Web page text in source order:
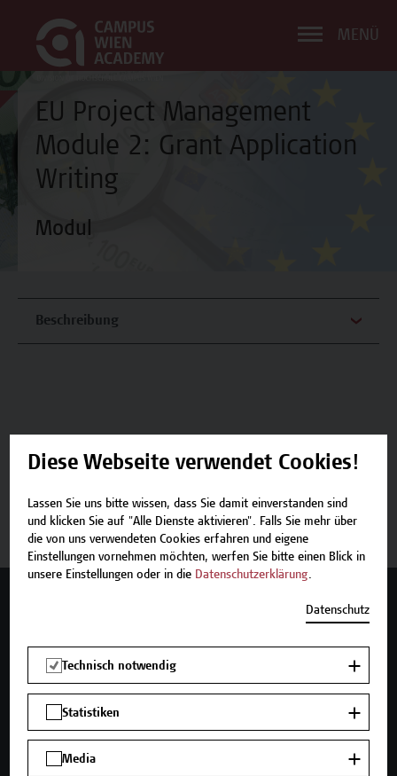
MENÜ
EU Project Management
Module 2: Grant Application
Writing
Modul
Beschreibung
Beschreibung
Termine und Bewerbung
Unser Angebot
Seminare und Zertifikatsprogramme
Inhouse-Weiterbildung
Beratungsleistungen
Diese Webseite verwendet Cookies!
Lassen Sie uns bitte wissen, dass Sie damit einverstanden sind
und klicken Sie auf "Alle Dienste aktivieren". Falls Sie mehr über
die von uns verwendeten Cookies erfahren und eigene
Einstellungen vornehmen möchten, werfen Sie bitte einen Blick in
unsere Einstellungen oder in die Datenschutzerklärung.
Datenschutz
Technisch notwendig
Statistiken
Media